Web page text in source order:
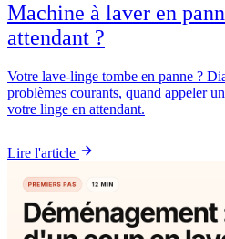
Machine à laver en
attendant ?
Votre lave-linge tombe en panne ?
problèmes courants, quand appeler
votre linge en attendant.
Lire l'article